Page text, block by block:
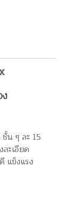
น ๆ ละ 15
ะเอียด
แข็งแรง